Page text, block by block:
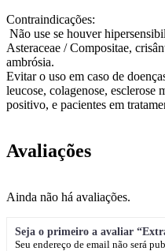
Contraindicações:
Não use se houver
Asteraceae / Compositae,
ambrósia.
Evitar o uso em caso de
leucose, colagenose,
positivo, e pacientes em
Avaliações
Ainda não há avaliações.
Seja o primeiro a avaliar
Seu endereço de email não será